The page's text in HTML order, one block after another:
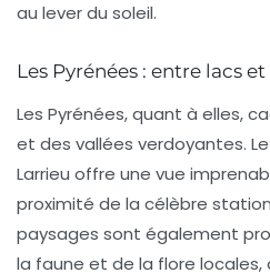
au lever du soleil.
Les Pyrénées : entre lacs
Les Pyrénées, quant à elles,
et des vallées verdoyantes.
Larrieu offre une vue
proximité de la célèbre
paysages sont également
la faune et de la flore